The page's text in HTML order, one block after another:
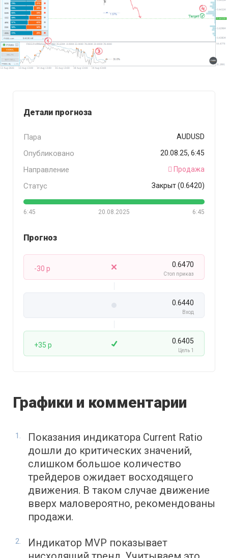
Детали прогноза
Пара AUDUSD
Опубликовано 20.08.25, 6:45
Направление Продажа
Статус Закрыт (0.6420)
6:45 6:45
20.08.2025
Прогноз
-30 p 0.6470
Стоп приказ
0.6440
Вход
+35 p 0.6405
Цель 1
Графики и комментарии
Показания индикатора Current Ratio
дошли до критических значений,
слишком большое количество
трейдеров ожидает восходящего
движения. В таком случае движение
вверх маловероятно, рекомендованы
продажи.
Индикатор MVP показывает